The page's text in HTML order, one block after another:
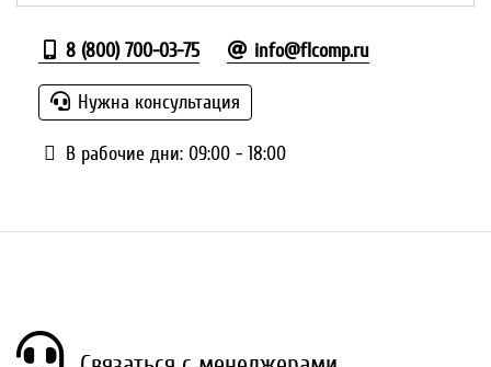
8 (800) 700-03-75 info@flcomp.ru
Нужна консультация
В рабочие дни: 09:00 - 18:00